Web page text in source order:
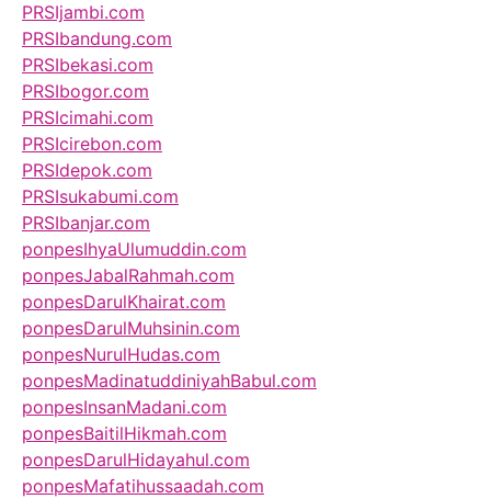
PRSIjambi.com
PRSIbandung.com
PRSIbekasi.com
PRSIbogor.com
PRSIcimahi.com
PRSIcirebon.com
PRSIdepok.com
PRSIsukabumi.com
PRSIbanjar.com
ponpesIhyaUlumuddin.com
ponpesJabalRahmah.com
ponpesDarulKhairat.com
ponpesDarulMuhsinin.com
ponpesNurulHudas.com
ponpesMadinatuddiniyahBabul.com
ponpesInsanMadani.com
ponpesBaitilHikmah.com
ponpesDarulHidayahul.com
ponpesMafatihussaadah.com